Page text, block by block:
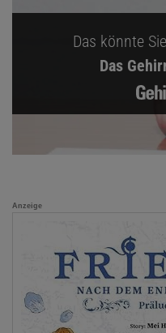
Das könnte
Das
Anzeige